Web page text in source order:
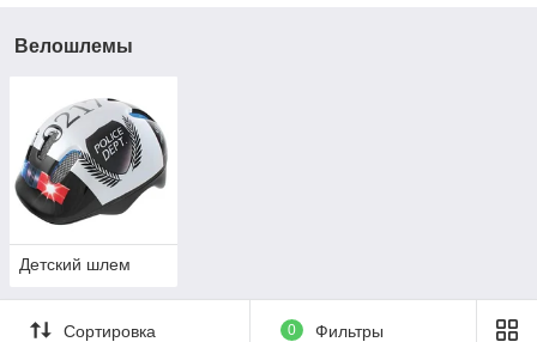
Велошлемы
Детский шлем
Сортировка 0 Фильтры